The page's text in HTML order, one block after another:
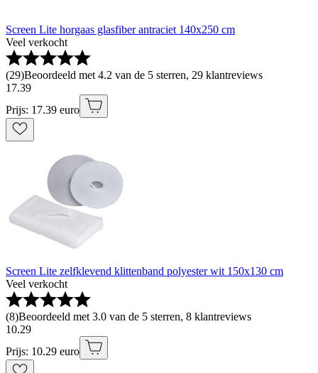
Screen Lite horgaas glasfiber antraciet 140x250 cm
Veel verkocht
(29)Beoordeeld met 4.2 van de 5 sterren, 29 klantreviews
17.39
Prijs: 17.39 euro
Screen Lite zelfklevend klittenband polyester wit 150x130 cm
Veel verkocht
(8)Beoordeeld met 3.0 van de 5 sterren, 8 klantreviews
10.29
Prijs: 10.29 euro